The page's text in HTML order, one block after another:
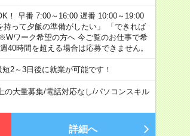
！ 早番 7:00～16:00 遅番 10:00～19:00
って夕飯の準備がしたい」 「できれば
ワーク希望の方へ 今ご覧のお仕事で希
40時間を超える場合は応募できません。
2～3日後に就業が可能です！
の大量募集/電話対応なし/パソコンスキル
詳細へ